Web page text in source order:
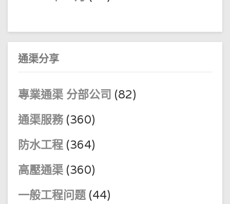
通渠分享
專業通渠 分部公司 (82)
通渠服務 (360)
防水工程 (364)
高壓通渠 (360)
一般工程问题 (44)